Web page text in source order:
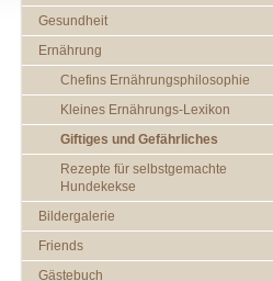
Gesundheit
Ernährung
Chefins Ernährungsphilosophie
Kleines Ernährungs-Lexikon
Giftiges und Gefährliches
Rezepte für selbstgemachte
Hundekekse
Bildergalerie
Friends
Gästebuch